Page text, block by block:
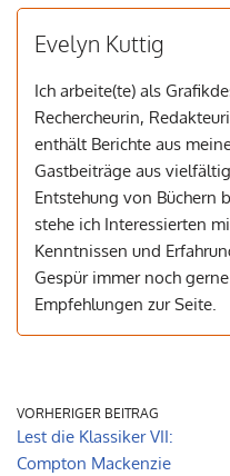
Evelyn Kuttig
Ich arbeite(te) als
Rechercheurin,
enthält Berichte aus
Gastbeiträge aus
Entstehung von Büchern
stehe ich Interessierten
Kenntnissen und
Gespür immer noch
Empfehlungen zur Seite.
VORHERIGER BEITRAG
Lest die Klassiker VII:
Compton Mackenzie